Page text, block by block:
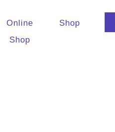
Online
Shop
Shop